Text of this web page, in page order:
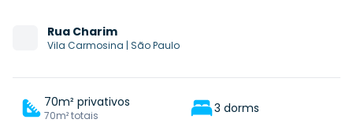
Rua Charim
Vila Carmosina | São Paulo
70m² privativos
70m² totais 3 dorms